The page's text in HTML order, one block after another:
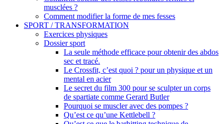
musclées ?
Comment modifier la forme de mes fesses
SPORT / TRANSFORMATION
Exercices physiques
Dossier sport
La seule méthode efficace pour obtenir des abdos
sec et tracé.
Le Crossfit, c’est quoi ? pour un physique et un
mental en acier
Le secret du film 300 pour se sculpter un corps
de spartiate comme Gerard Butler
Pourquoi se muscler avec des pompes ?
Qu’est ce qu’une Kettlebell ?